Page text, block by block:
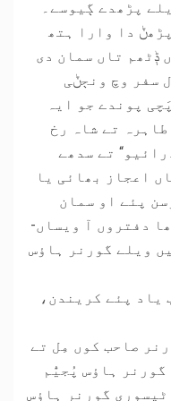
پڑھدے ڳیوسے۔
دا وارا ہتھ
ݙٹھم تاں سمان دی
سفر وچ ونڄݨی
پوندے جو ایہ
طاہرہ تے شاہ رخ
تے سدھے
اعجاز بھائی یا
پئے او سمان
دفتروں آ ویساں-
ویلے گورنر ہاﺅس
یاد پئے کریندن،
صاحب کوں مِل تے
ہاﺅس پُجیُّم
گورنر ہاﺅس